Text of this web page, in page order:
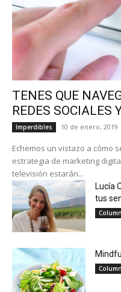
TENES QUE
REDES SOCIALES
Imperdibles 10 de enero, 2019
Echemos un vistazo a cómo
estrategia de marketing
televisión estarán...
Lucía
tus